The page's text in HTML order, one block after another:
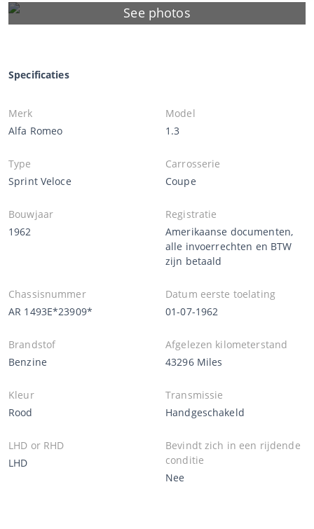
See photos
Specificaties
Merk
Alfa Romeo
Model
1.3
Type
Sprint Veloce
Carrosserie
Coupe
Bouwjaar
1962
Registratie
Amerikaanse documenten,
alle invoerrechten en BTW
zijn betaald
Chassisnummer
AR 1493E*23909*
Datum eerste toelating
01-07-1962
Brandstof
Benzine
Afgelezen kilometerstand
43296 Miles
Kleur
Rood
Transmissie
Handgeschakeld
LHD or RHD
LHD
Bevindt zich in een rijdende
conditie
Nee